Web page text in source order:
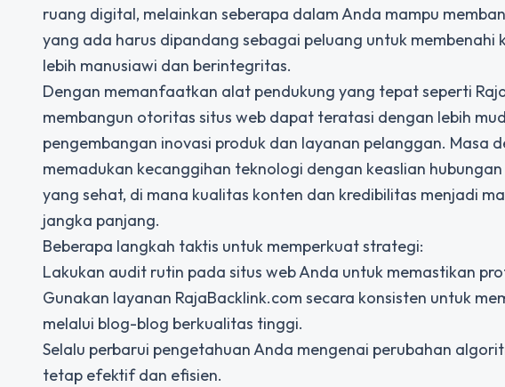
ruang digital, melainkan seberapa dalam Anda mampu
yang ada harus dipandang sebagai peluang untuk
lebih manusiawi dan berintegritas.
Dengan memanfaatkan alat pendukung yang tepat seperti
membangun otoritas situs web dapat teratasi dengan lebih
pengembangan inovasi produk dan layanan pelanggan. Masa
memadukan kecanggihan teknologi dengan keaslian
yang sehat, di mana kualitas konten dan kredibilitas menjadi
jangka panjang.
Beberapa langkah taktis untuk memperkuat strategi:
Lakukan audit rutin pada situs web Anda untuk memastikan
Gunakan layanan RajaBacklink.com secara konsisten untuk
melalui blog-blog berkualitas tinggi.
Selalu perbarui pengetahuan Anda mengenai perubahan
tetap efektif dan efisien.